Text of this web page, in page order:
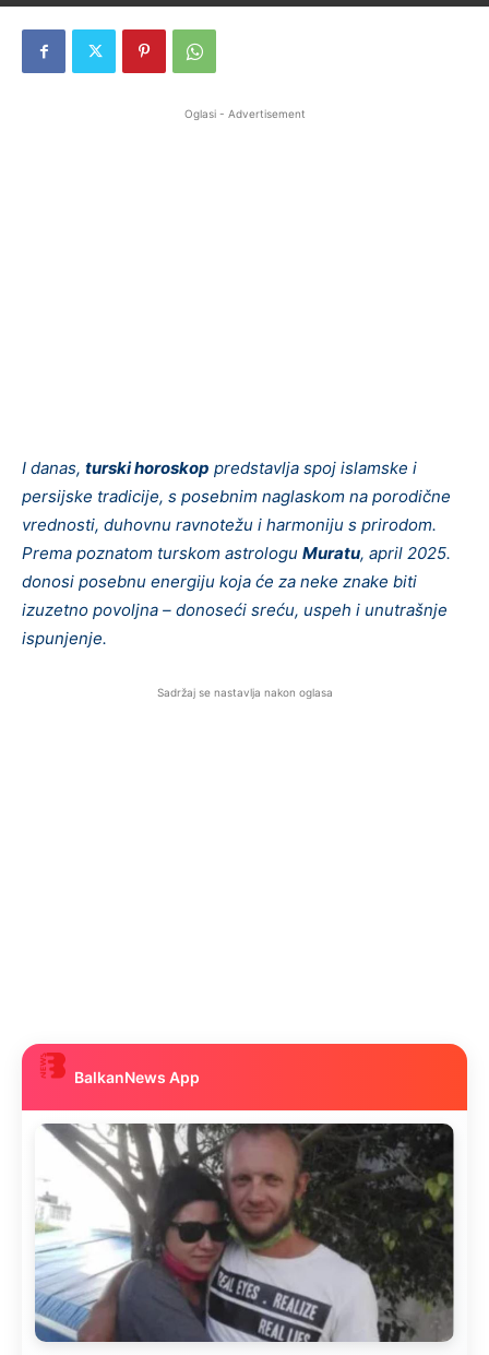
Oglasi - Advertisement
I danas, turski horoskop predstavlja spoj islamske i
persijske tradicije, s posebnim naglaskom na porodične
vrednosti, duhovnu ravnotežu i harmoniju s prirodom.
Prema poznatom turskom astrologu Muratu, april 2025.
donosi posebnu energiju koja će za neke znake biti
izuzetno povoljna – donoseći sreću, uspeh i unutrašnje
ispunjenje.
Sadržaj se nastavlja nakon oglasa
BalkanNews App